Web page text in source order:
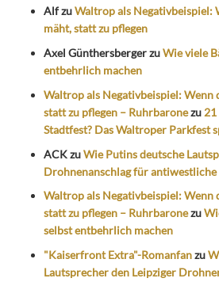
AlfzuWaltrop als Negativbeispiel:
mäht, statt zu pflegen
Axel GünthersbergerzuWie viele
entbehrlich machen
Waltrop als Negativbeispiel: Wenn
statt zu pflegen – Ruhrbaronezu
Stadtfest? Das Waltroper Parkfest
ACKzuWie Putins deutsche
Drohnenanschlag für antiwestliche
Waltrop als Negativbeispiel: Wenn
statt zu pflegen – Ruhrbaronezu
selbst entbehrlich machen
"Kaiserfront Extra"-Romanfanzu
Lautsprecher den Leipziger